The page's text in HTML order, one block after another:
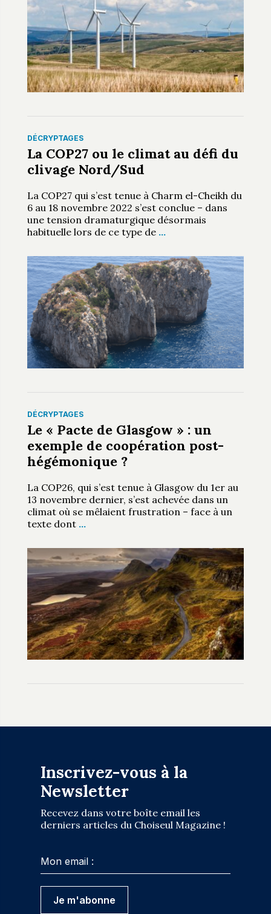
DÉCRYPTAGES
La COP27 ou le climat au défi du
clivage Nord/Sud
La COP27 qui s’est tenue à Charm el-Cheikh du
6 au 18 novembre 2022 s’est conclue – dans
une tension dramaturgique désormais
habituelle lors de ce type de …
DÉCRYPTAGES
Le « Pacte de Glasgow » : un
exemple de coopération post-
hégémonique ?
La COP26, qui s’est tenue à Glasgow du 1er au
13 novembre dernier, s’est achevée dans un
climat où se mêlaient frustration – face à un
texte dont …
Inscrivez-vous à la
Newsletter
Recevez dans votre boîte email les
derniers articles du Choiseul Magazine !